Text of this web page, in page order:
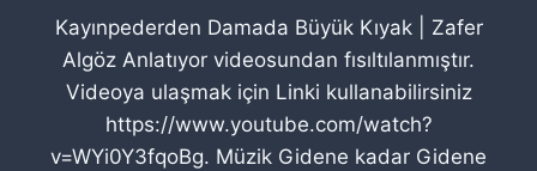
Kayınpederden Damada Büyük Kıyak | Zafer
Algöz Anlatıyor videosundan fısıltılanmıştır.
Videoya ulaşmak için Linki kullanabilirsiniz
https://www.youtube.com/watch?
v=WYi0Y3fqoBg. Müzik Gidene kadar Gidene